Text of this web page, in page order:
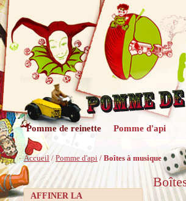
Pomme de reinette Pomme d'api
Accueil /Pomme d'api / Boîtes à musique
AFFINER LA